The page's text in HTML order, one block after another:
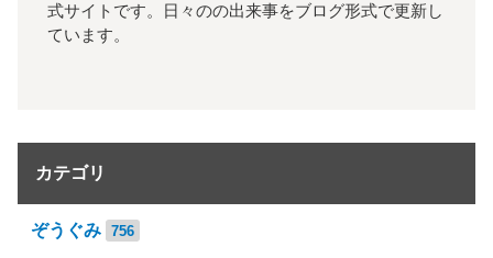
式サイトです。日々のの出来事をブログ形式で更新し
ています。
カテゴリ
ぞうぐみ 756